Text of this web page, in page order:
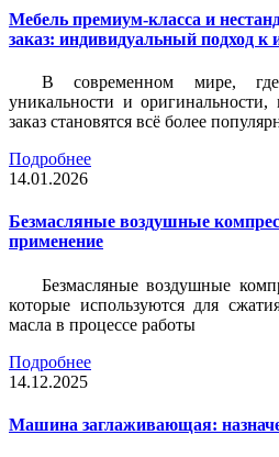
Мебель премиум-класса и
заказ: индивидуальный подход к
В современном мире,
уникальности и оригинальности,
заказ становятся всё более
Подробнее
14.01.2026
Безмасляные воздушные
применение
Безмасляные воздушные
которые используются для
масла в процессе работы
Подробнее
14.12.2025
Машина заглаживающая: